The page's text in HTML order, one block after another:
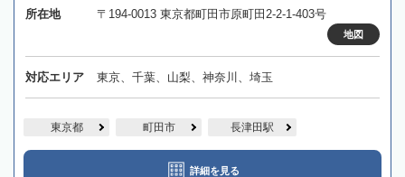
所在地 〒194-0013 東京都町田市原町田2-2-1-403号
地図
対応エリア 東京、千葉、山梨、神奈川、埼玉
東京都 町田市 長津田駅
詳細を見る